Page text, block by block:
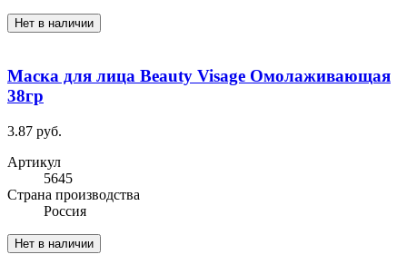
Нет в наличии
Маска для лица Beauty Visage Омолаживающая
38гр
3.87 руб.
Артикул
5645
Cтрана производства
Россия
Нет в наличии